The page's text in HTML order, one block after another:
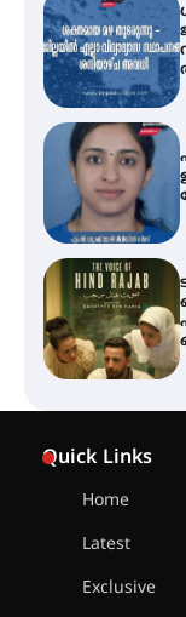
Quick Links
Home
Latest
Exclusive